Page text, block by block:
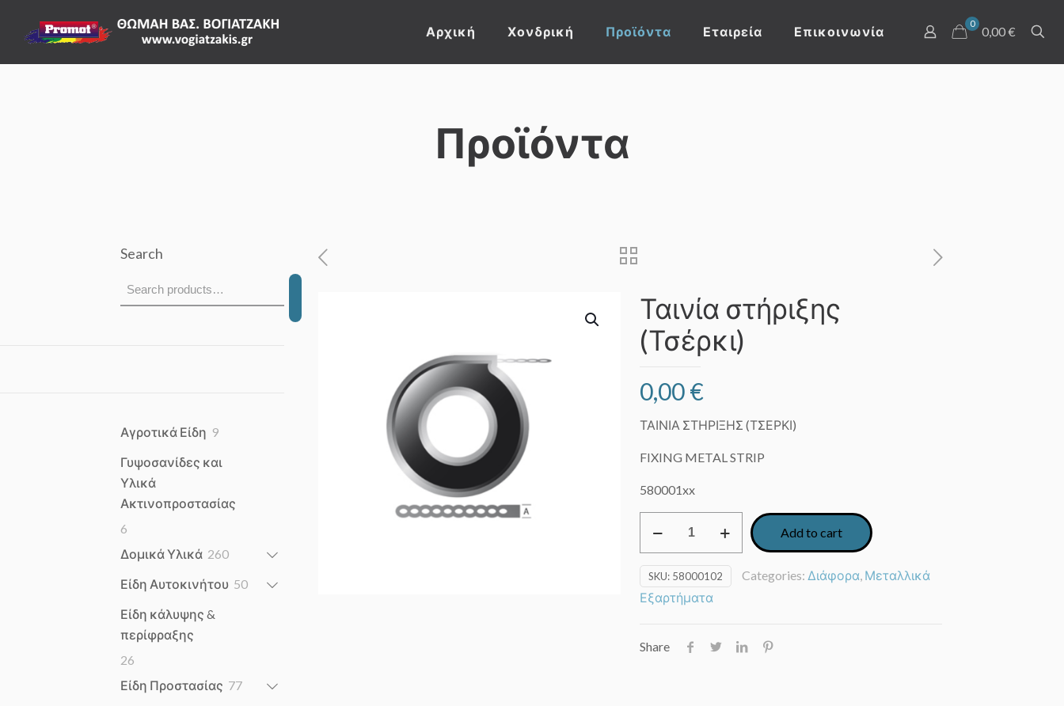
Αρχική Χονδρική Προϊόντα Εταιρεία Επικοινωνία
0
0,00 €
Προϊόντα
Ταινία στήριξης
(Τσέρκι)
0,00€
ΤΑΙΝΙΑ ΣΤΗΡΙΞΗΣ (ΤΣΕΡΚΙ)
FIXING METAL STRIP
580001xx
στήριξης
(Τσέρκι)
quantity
Add to cart
SKU: 58000102 Categories: Διάφορα, Μεταλλικά
Εξαρτήματα
Share
Search
Αγροτικά Είδη 99
Γυψοσανίδες και
Υλικά
Ακτινοπροστασίας
6
products
Δομικά Υλικά 260260
Είδη Αυτοκινήτου 5050
Είδη κάλυψης &
περίφραξης
26
products
Είδη Προστασίας 7777